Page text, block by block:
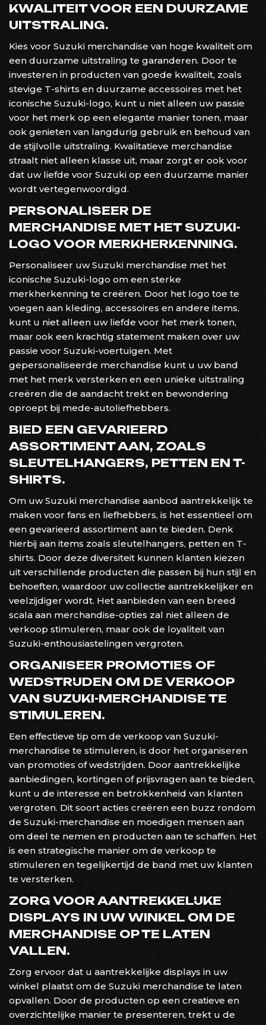
KWALITEIT VOOR EEN DUURZAME
UITSTRALING.
Kies voor Suzuki merchandise van hoge kwaliteit om
een duurzame uitstraling te garanderen. Door te
investeren in producten van goede kwaliteit, zoals
stevige T-shirts en duurzame accessoires met het
iconische Suzuki-logo, kunt u niet alleen uw passie
voor het merk op een elegante manier tonen, maar
ook genieten van langdurig gebruik en behoud van
de stijlvolle uitstraling. Kwalitatieve merchandise
straalt niet alleen klasse uit, maar zorgt er ook voor
dat uw liefde voor Suzuki op een duurzame manier
wordt vertegenwoordigd.
PERSONALISEER DE
MERCHANDISE MET HET SUZUKI-
LOGO VOOR MERKHERKENNING.
Personaliseer uw Suzuki merchandise met het
iconische Suzuki-logo om een sterke
merkherkenning te creëren. Door het logo toe te
voegen aan kleding, accessoires en andere items,
kunt u niet alleen uw liefde voor het merk tonen,
maar ook een krachtig statement maken over uw
passie voor Suzuki-voertuigen. Met
gepersonaliseerde merchandise kunt u uw band
met het merk versterken en een unieke uitstraling
creëren die de aandacht trekt en bewondering
oproept bij mede-autoliefhebbers.
BIED EEN GEVARIEERD
ASSORTIMENT AAN, ZOALS
SLEUTELHANGERS, PETTEN EN T-
SHIRTS.
Om uw Suzuki merchandise aanbod aantrekkelijk te
maken voor fans en liefhebbers, is het essentieel om
een gevarieerd assortiment aan te bieden. Denk
hierbij aan items zoals sleutelhangers, petten en T-
shirts. Door deze diversiteit kunnen klanten kiezen
uit verschillende producten die passen bij hun stijl en
behoeften, waardoor uw collectie aantrekkelijker en
veelzijdiger wordt. Het aanbieden van een breed
scala aan merchandise-opties zal niet alleen de
verkoop stimuleren, maar ook de loyaliteit van
Suzuki-enthousiastelingen vergroten.
ORGANISEER PROMOTIES OF
WEDSTRIJDEN OM DE VERKOOP
VAN SUZUKI-MERCHANDISE TE
STIMULEREN.
Een effectieve tip om de verkoop van Suzuki-
merchandise te stimuleren, is door het organiseren
van promoties of wedstrijden. Door aantrekkelijke
aanbiedingen, kortingen of prijsvragen aan te bieden,
kunt u de interesse en betrokkenheid van klanten
vergroten. Dit soort acties creëren een buzz rondom
de Suzuki-merchandise en moedigen mensen aan
om deel te nemen en producten aan te schaffen. Het
is een strategische manier om de verkoop te
stimuleren en tegelijkertijd de band met uw klanten
te versterken.
ZORG VOOR AANTREKKELIJKE
DISPLAYS IN UW WINKEL OM DE
MERCHANDISE OP TE LATEN
VALLEN.
Zorg ervoor dat u aantrekkelijke displays in uw
winkel plaatst om de Suzuki merchandise te laten
opvallen. Door de producten op een creatieve en
overzichtelijke manier te presenteren, trekt u de